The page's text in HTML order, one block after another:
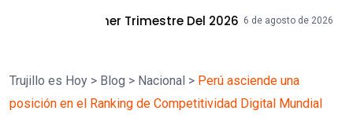
Del 2026 6 de agosto de 2026 Mallplaza Trujillo
Trujillo es Hoy > Blog > Nacional > Perú asciende una
posición en el Ranking de Competitividad Digital Mundial